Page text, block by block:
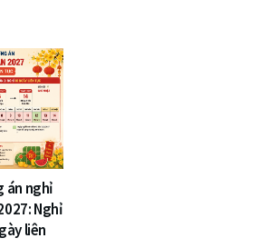
án nghỉ
Nghỉ
liên